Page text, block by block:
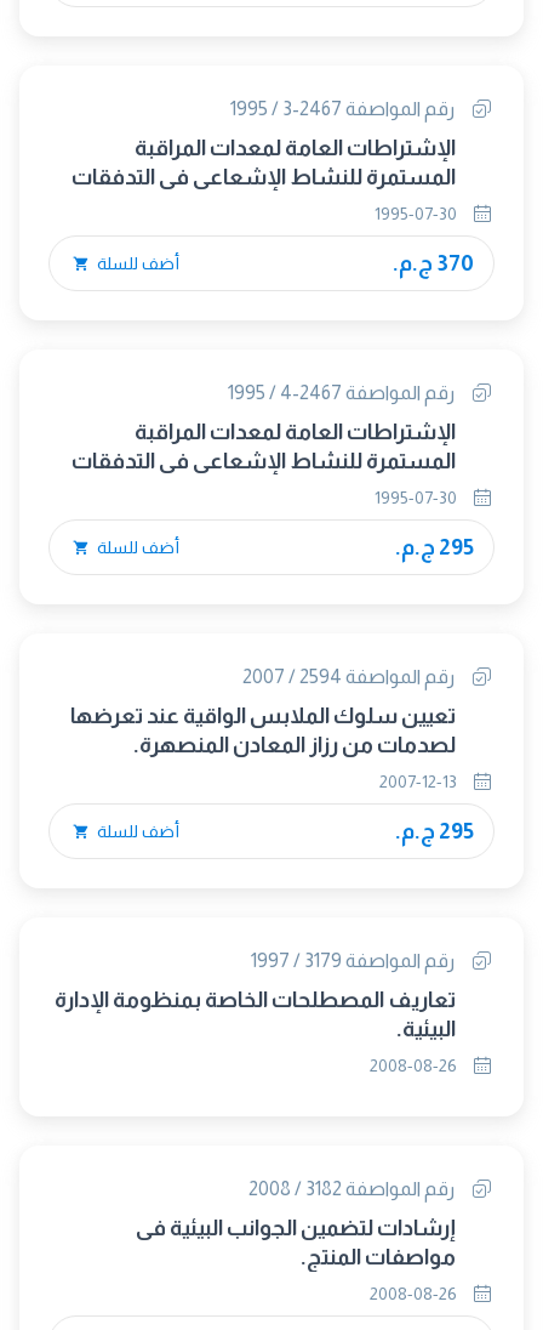
رقم المواصفة 2467-3 / 1995
الإشتراطات العامة لمعدات المراقبة
المستمرة للنشاط الإشعاعى فى التدفقات
الغازية - الجزء الثالث :- طرق إجراء الإختبارات.
370 ج.م. أضف للسلة
رقم المواصفة 2467-4 / 1995
الإشتراطات العامة لمعدات المراقبة
المستمرة للنشاط الإشعاعى فى التدفقات
الغازية - الجزء الرابع :- الوثائق.
295 ج.م. أضف للسلة
رقم المواصفة 2594 / 2007
تعيين سلوك الملابس الواقية عند تعرضها
لصدمات من رزاز المعادن المنصهرة.
295 ج.م. أضف للسلة
رقم المواصفة 3179 / 1997
تعاريف المصطلحات الخاصة بمنظومة الإدارة
البيئية.
رقم المواصفة 3182 / 2008
إرشادات لتضمين الجوانب البيئية فى
مواصفات المنتج.